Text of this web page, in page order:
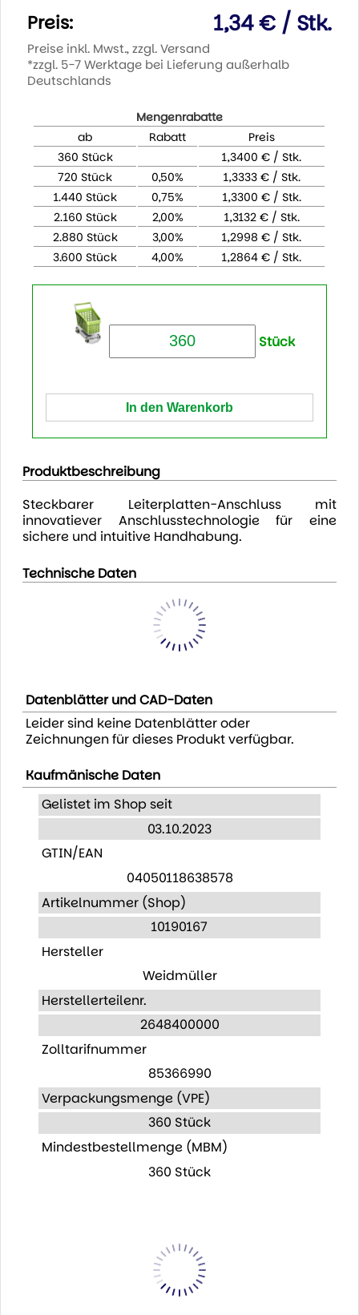
Preis: 1,34 € / Stk.
Preise inkl. Mwst., zzgl. Versand
*zzgl. 5-7 Werktage bei Lieferung außerhalb
Deutschlands
Mengenrabatte
ab
Rabatt
Preis
360 Stück
1,3400 € / Stk.
720 Stück
0,50%
1,3333 € / Stk.
1.440 Stück
0,75%
1,3300 € / Stk.
2.160 Stück
2,00%
1,3132 € / Stk.
2.880 Stück
3,00%
1,2998 € / Stk.
3.600 Stück
4,00% 1,2864 € / Stk.
Stück
Produktbeschreibung
Steckbarer Leiterplatten-Anschluss mit
innovatiever Anschlusstechnologie für eine
sichere und intuitive Handhabung.
Technische Daten
Datenblätter und CAD-Daten
Leider sind keine Datenblätter oder
Zeichnungen für dieses Produkt verfügbar.
Kaufmänische Daten
Gelistet im Shop seit
03.10.2023
GTIN/EAN
04050118638578
Artikelnummer (Shop)
10190167
Hersteller
Weidmüller
Herstellerteilenr.
2648400000
Zolltarifnummer
85366990
Verpackungsmenge (VPE)
360 Stück
Mindestbestellmenge (MBM)
360 Stück